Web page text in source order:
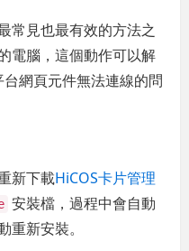
常見也最有效的方法之
電腦，這個動作可以解
網頁元件無法連線的問
新下載HiCOS卡片管理
安裝檔，過程中會自動
新安裝。